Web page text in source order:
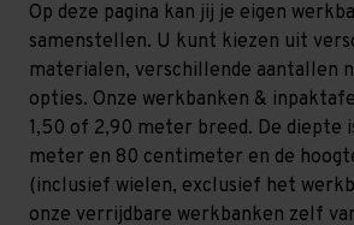
Op deze pagina kan jij je eigen
samenstellen. U kunt kiezen uit
materialen, verschillende aantallen
opties. Onze werkbanken &
1,50 of 2,90 meter breed. De diepte
meter en 80 centimeter en de
(inclusief wielen, exclusief het
onze verrijdbare werkbanken zelf